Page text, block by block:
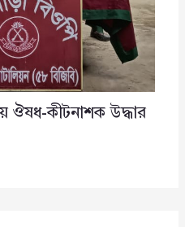
ঔষধ-কীটনাশক উদ্ধার